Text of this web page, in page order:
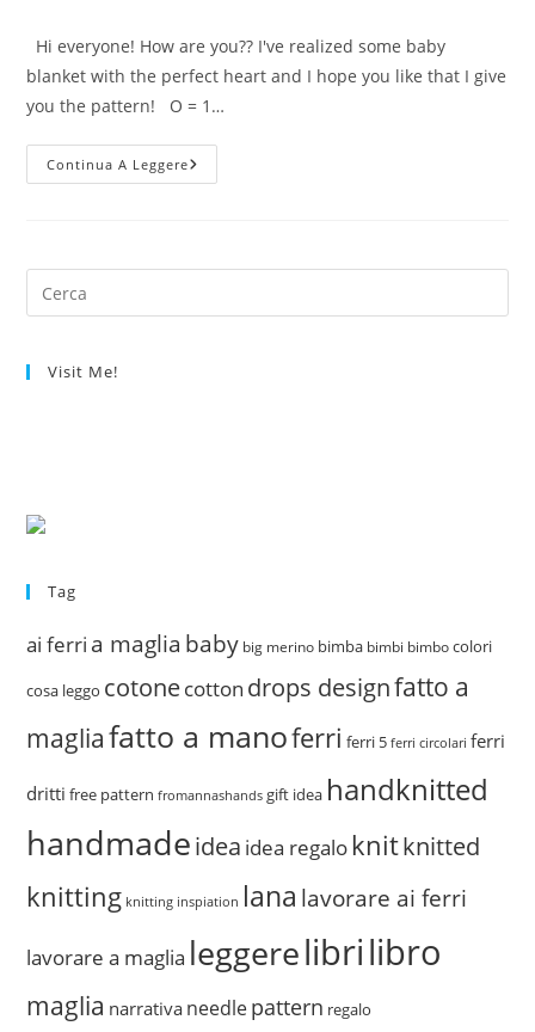
Hi everyone! How are you?? I've realized some baby
blanket with the perfect heart and I hope you like that I give
you the pattern! O = 1…
Continua A LeggereKnitted
Heart
Visit Me!
Tag
ai ferri a maglia baby big merino bimba bimbi bimbo colori
cosa leggo cotonecotton drops designfatto a
magliafatto a manoferri ferri 5 ferri circolari ferri
dritti free pattern fromannashands gift idea handknitted
handmadeidea idea regalo knitknitted
knitting knitting inspiation lana lavorare ai ferri
lavorare a maglia leggerelibrilibro
maglia narrativa needlepattern regalo